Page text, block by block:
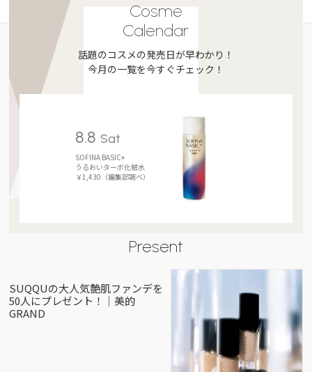
Cosme
Calendar
話題のコスメの発売日が早わかり！
今月の一覧を今すぐチェック！
8.8 Sat
SOFINA BASIC+
うるおいターボ化粧水
￥1,430（編集部調べ）
Present
SUQQUの大人気艶肌ファンデを
50人にプレゼント！｜美的
GRAND